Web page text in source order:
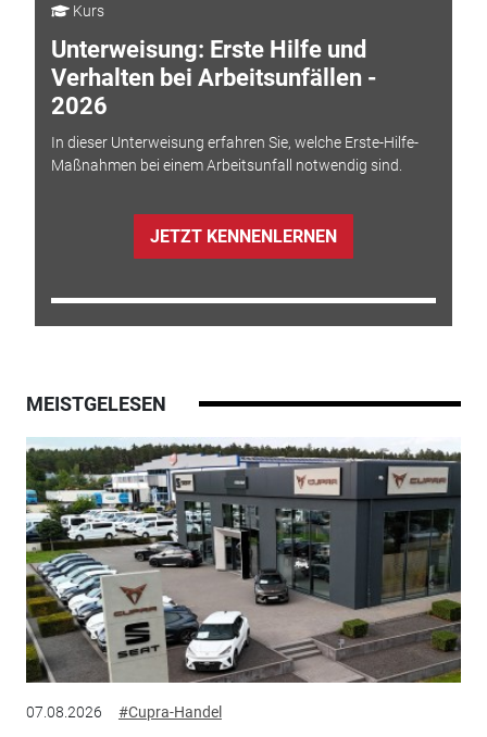
Kurs
Unterweisung: Erste Hilfe und
Verhalten bei Arbeitsunfällen -
2026
In dieser Unterweisung erfahren Sie, welche Erste-Hilfe-
Maßnahmen bei einem Arbeitsunfall notwendig sind.
JETZT KENNENLERNEN
MEISTGELESEN
07.08.2026 #Cupra-Handel